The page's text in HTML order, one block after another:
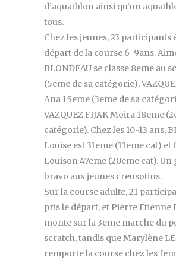
d’aquathlon ainsi qu’un
tous.
Chez les jeunes, 23 participants
départ de la course 6-9ans.
BLONDEAU se classe 8eme au
(5eme de sa catégorie),
Ana 15eme (3eme de sa
VAZQUEZ FIJAK Moira 18eme
catégorie). Chez les 10-13 ans,
Louise est 31eme (11eme cat) et
Louison 47eme (20eme cat).
bravo aux jeunes creusotins.
Sur la course adulte, 21
pris le départ, et Pierre Etienne
monte sur la 3eme marche du
scratch, tandis que Marylène
remporte la course chez les